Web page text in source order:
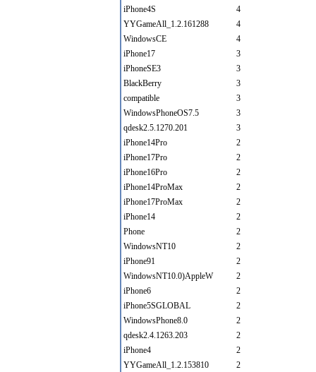
iPhone4S
4
YYGameAll_1.2.161288
4
WindowsCE
4
iPhone17
3
iPhoneSE3
3
BlackBerry
3
compatible
3
WindowsPhoneOS7.5
3
qdesk2.5.1270.201
3
iPhone14Pro
2
iPhone17Pro
2
iPhone16Pro
2
iPhone14ProMax
2
iPhone17ProMax
2
iPhone14
2
Phone
2
WindowsNT10
2
iPhone91
2
WindowsNT10.0)AppleW
2
iPhone6
2
iPhone5SGLOBAL
2
WindowsPhone8.0
2
qdesk2.4.1263.203
2
iPhone4
2
YYGameAll_1.2.153810
2